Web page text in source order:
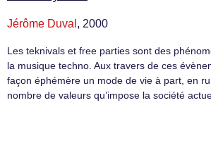
Jérôme Duval , 2000
Les teknivals et free parties sont des
la musique techno. Aux travers de ces
façon éphémère un mode de vie à part, en
nombre de valeurs qu’impose la société